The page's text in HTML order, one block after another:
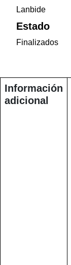
Lanbide
Estado
Finalizados
Información
adicional